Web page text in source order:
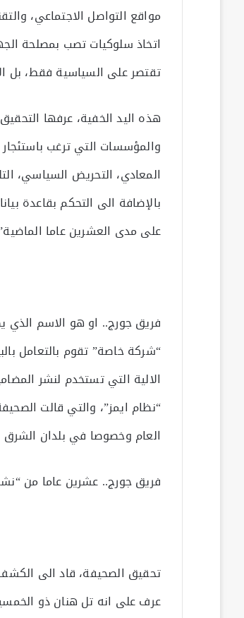
مواقع التواصل الاجتماعي،
اتخاذ سلوكيات تصب بمصلحة
تقتصر على السياسية فقط، بل
هذه اليد الخفية، عرفها
والمؤسسات التي ترغب باستئجار
المعادي، التحريض السياسي،
بالإضافة الى التحكم بقاعدة
على مدى العشرين عاما
فريق جورج.. او هو الاسم
“شركة خاصة” تقوم بالتعامل
الالية التي تستخدم لنشر
“نظام ايمز”، والتي قالت
العام وخصوصا في بلدان
فريق جورج.. عشرين عاما من
تحقيق الصحيفة، قاد الى
عرف على انه تل هنان ذو